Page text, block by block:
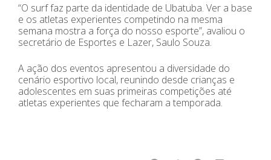
“O surf faz parte da identidade de Ubatuba. Ver a base
e os atletas experientes competindo na mesma
semana mostra a força do nosso esporte”, avaliou o
secretário de Esportes e Lazer, Saulo Souza.
A ação dos eventos apresentou a diversidade do
cenário esportivo local, reunindo desde crianças e
adolescentes em suas primeiras competições até
atletas experientes que fecharam a temporada.